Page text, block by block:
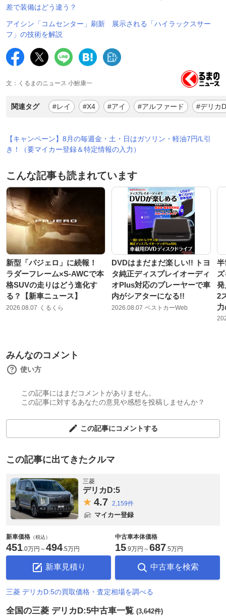
差で装備はどう違う？
アイシン「コムセンター」刷新 展示される「ハイラックスサー
フ」の技術を解説
文：くるまのニュース 小鮒康一
関連タグ #レイ #X4 #アイ #アルファード #デリカ
【キャンペーン】8月の毎週金・土・日はガソリン・軽油7円/L引
き！（要マイカー登録＆特定情報の入力）
こんな記事も読まれています
新型「パジェロ」に続報！
ラダーフレーム×S-AWCで本
格SUVの走りはどう進化す
る？【新車ニュース】
2026.08.07 くるくら
DVDはまだまだ楽しい!! トヨ
タ純正ディスプレイオーディ
オPlus対応のプレーヤーで車
内がシアターになる!!
2026.08.07 ベストカーWeb
半
発
2
みんなのコメント
使い方
この記事にはまだコメントがありません。
この記事に対するあなたの意見や感想を投稿しませんか？
この記事にコメントする
この記事に出てきたクルマ
三菱
デリカD:5
4.7 2,159件
マイカー登録
新車価格 （税込）
451.0万円 ～494.5万円
新車見積り
中古車本体価格
15.9万円 ～687.5万円
中古車を検索
三菱 デリカD:5の買取価格・査定相場を調べる
全国の三菱 デリカD:5中古車一覧 (3,642件)